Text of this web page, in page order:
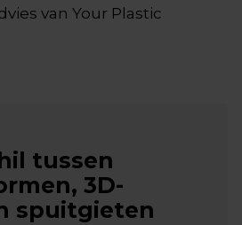
van Your Plastic
tussen
3D-
spuitgieten